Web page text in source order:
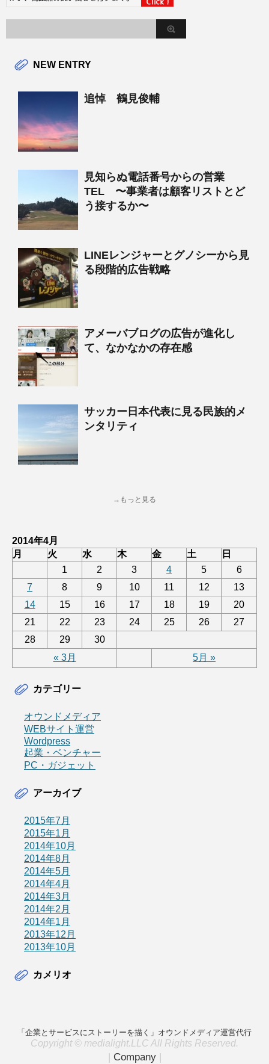
NEW ENTRY
追悼 鶴見俊輔
見知らぬ電話番号からの営業
TEL 〜事業者は顧客リストとど
う接するか〜
LINEレンジャーとグノシーから見
る段階的広告戦略
アメーバブログの広告が進化し
て、なかなかの存在感
サッカー日本代表に見る民族的メ
ンタリティ
→もっと見る
2014年4月
月
火 水 木 金 土 日
« 3月 5月 »
1 2 3 4 5
6
7
8 9 10 11 12
13
14
15 16 17 18 19
20
21
22 23 24 25 26
27
28
29 30
カテゴリー
オウンドメディア
WEBサイト運営
Wordpress
起業・ベンチャー
PC・ガジェット
アーカイブ
2015年7月
2015年1月
2014年10月
2014年8月
2014年5月
2014年4月
2014年3月
2014年2月
2014年1月
2013年12月
2013年10月
カメリオ
「企業とサービスにストーリーを描く」オウンドメディア運営代行
Copyright © medialight.LLC All Rights Reserved.
| Company|